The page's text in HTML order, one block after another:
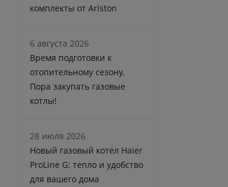
комплекты от Ariston
6 августа 2026
Время подготовки к
отопительному сезону.
Пора закупать газовые
котлы!
28 июля 2026
Новый газовый котёл Haier
ProLine G: тепло и удобство
для вашего дома